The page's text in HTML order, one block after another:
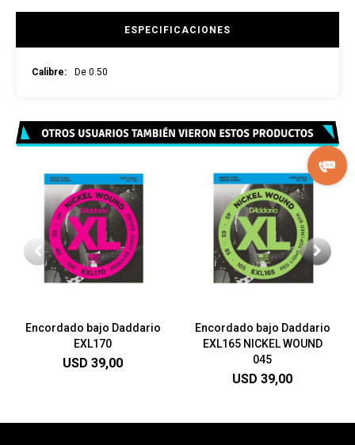
ESPECIFICACIONES
Calibre De 0.50
Encordado bajo Daddario
EXL170
USD 39,00
Encordado bajo Daddario
EXL165 NICKEL WOUND
045
USD 39,00